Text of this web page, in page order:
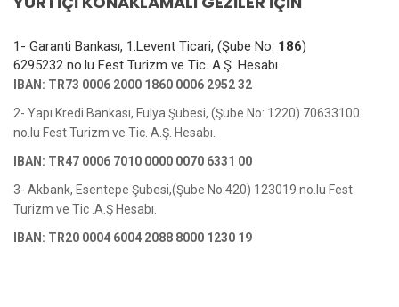
1- Garanti Bankası, 1.Levent Ticari, (Şube No: 186)
6295232 no.lu Fest Turizm ve Tic. A.Ş. Hesabı.
IBAN: TR73 0006 2000 1860 0006 2952 32
2- Yapı Kredi Bankası, Fulya Şubesi, (Şube No: 1220) 70633100
no.lu Fest Turizm ve Tic. A.Ş. Hesabı.
IBAN: TR47 0006 7010 0000 0070 6331 00
3- Akbank, Esentepe Şubesi,(Şube No:420) 123019 no.lu Fest
Turizm ve Tic .A.Ş Hesabı.
IBAN: TR20 0004 6004 2088 8000 1230 19